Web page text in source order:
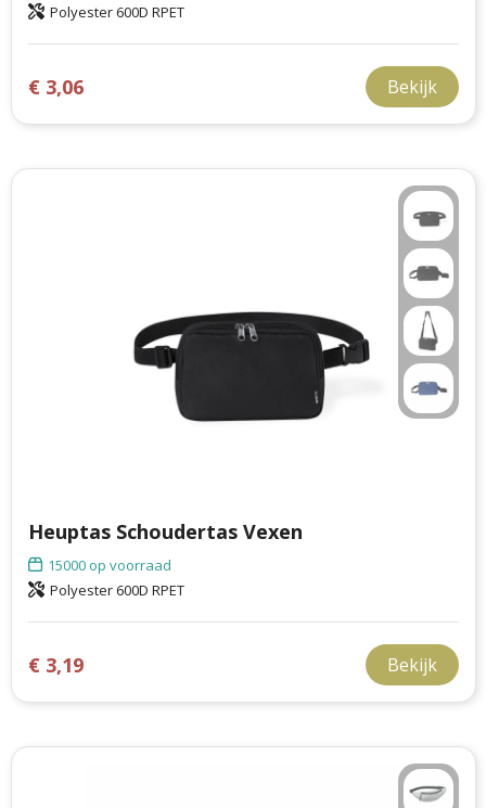
Polyester 600D RPET
€ 3,06 Bekijk
Heuptas Schoudertas Vexen
15000op voorraad
Polyester 600D RPET
€ 3,19 Bekijk